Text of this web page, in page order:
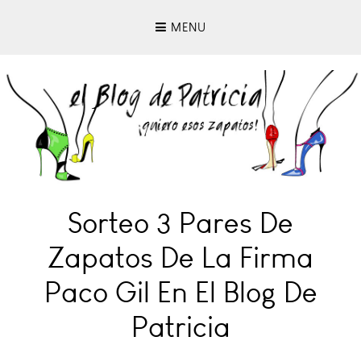
MENU
Sorteo 3 Pares De
Zapatos De La Firma
Paco Gil En El Blog De
Patricia